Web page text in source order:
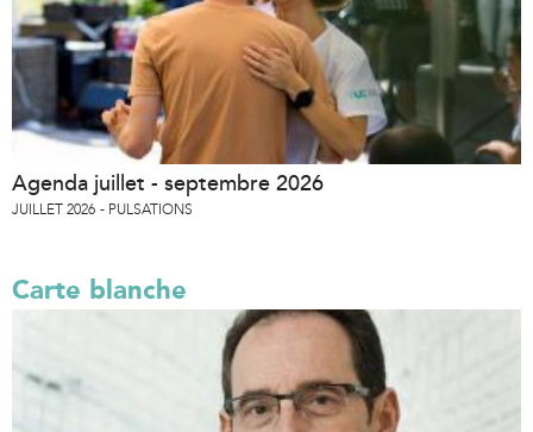
Agenda juillet - septembre 2026
JUILLET 2026 PULSATIONS
Carte blanche